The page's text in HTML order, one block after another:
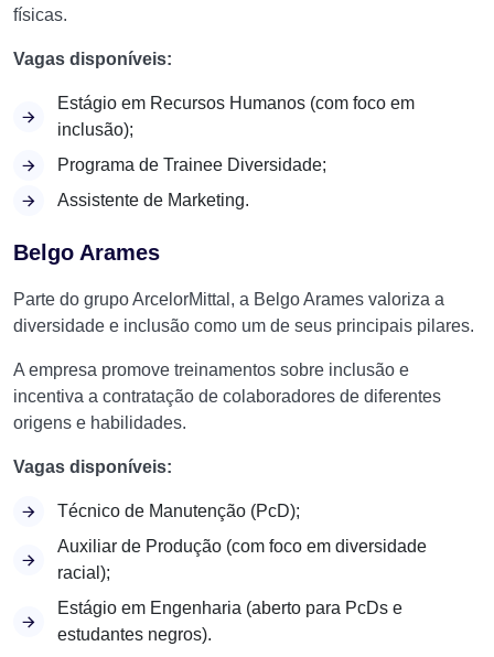
físicas.
Vagas disponíveis:
Estágio em Recursos Humanos (com foco em
inclusão);
Programa de Trainee Diversidade;
Assistente de Marketing.
Belgo Arames
Parte do grupo ArcelorMittal, a Belgo Arames valoriza a
diversidade e inclusão como um de seus principais pilares.
A empresa promove treinamentos sobre inclusão e
incentiva a contratação de colaboradores de diferentes
origens e habilidades.
Vagas disponíveis:
Técnico de Manutenção (PcD);
Auxiliar de Produção (com foco em diversidade
racial);
Estágio em Engenharia (aberto para PcDs e
estudantes negros).